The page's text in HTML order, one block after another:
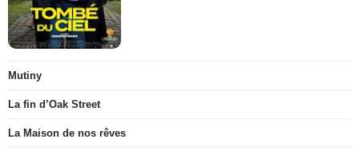
Mutiny
La fin d’Oak Street
La Maison de nos rêves